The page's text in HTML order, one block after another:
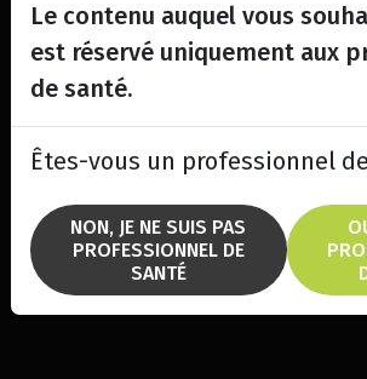
Le contenu auquel vous
est réservé uniquement aux
de santé.
Êtes-vous un professionnel
NON, JE NE SUIS PAS
PROFESSIONNEL DE
SANTÉ